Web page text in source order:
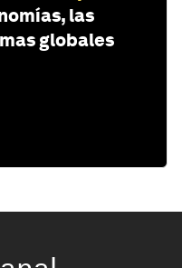
las
globales